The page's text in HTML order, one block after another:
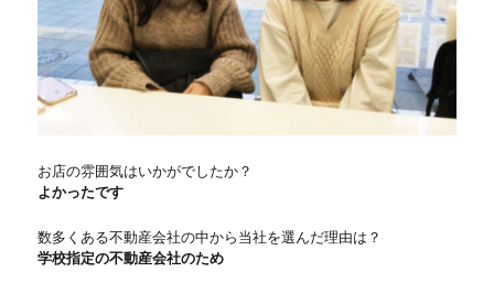
お店の雰囲気はいかがでしたか？
よかったです
数多くある不動産会社の中から当社を選んだ理由は？
学校指定の不動産会社のため